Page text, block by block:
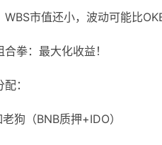
WBS市值还小，波动可能比
拳：最大化收益！
：
狗（BNB质押+IDO）